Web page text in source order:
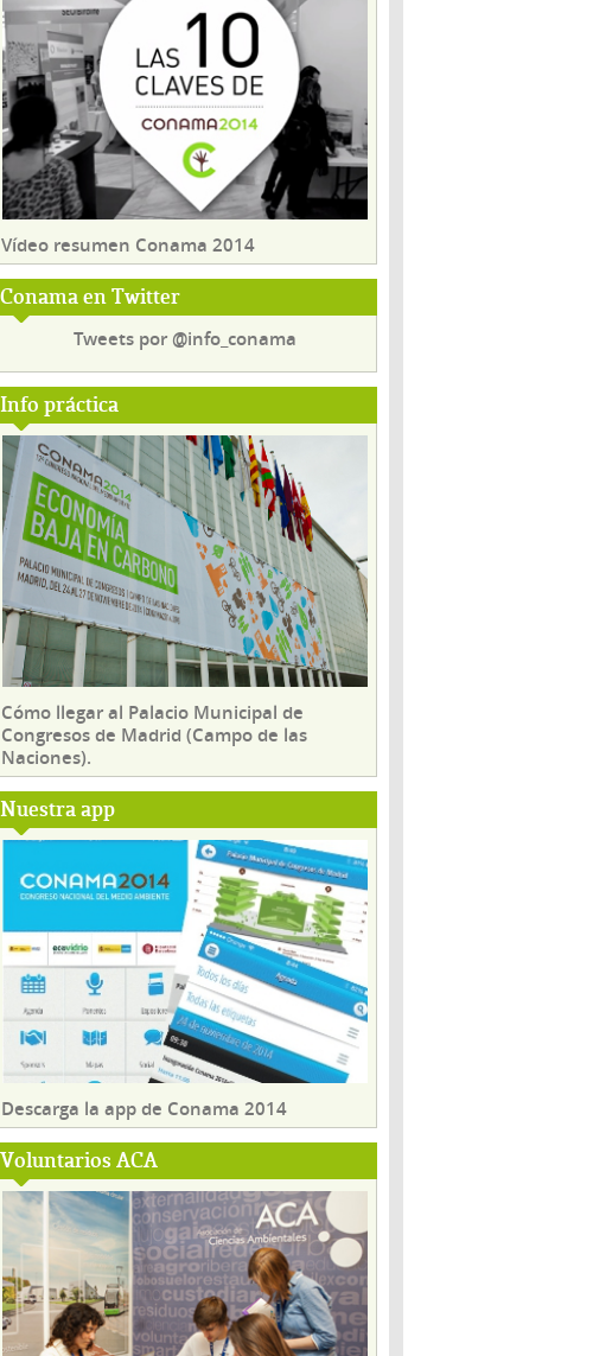
Vídeo resumen Conama 2014
Conama en Twitter
Tweets por @info_conama
Info práctica
Cómo llegar al Palacio Municipal de
Congresos de Madrid (Campo de las
Naciones).
Nuestra app
Descarga la app de Conama 2014
Voluntarios ACA